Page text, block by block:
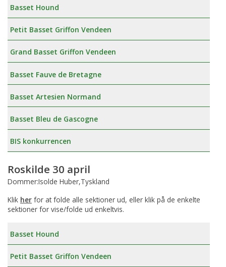
Basset Hound
Petit Basset Griffon Vendeen
Grand Basset Griffon Vendeen
Basset Fauve de Bretagne
Basset Artesien Normand
Basset Bleu de Gascogne
BIS konkurrencen
Roskilde 30 april
Dommer:Isolde Huber,Tyskland
Klik her for at folde alle sektioner ud, eller klik på de enkelte
sektioner for vise/folde ud enkeltvis.
Basset Hound
Petit Basset Griffon Vendeen